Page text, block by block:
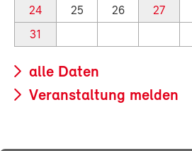
24
25 26 27
31
alle Daten
Veranstaltung melden